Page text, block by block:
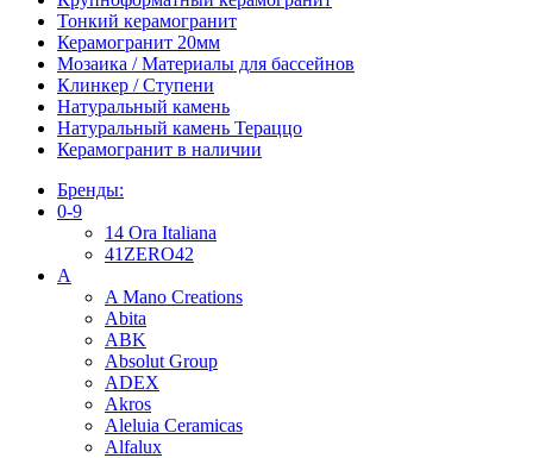
Тонкий керамогранит
Керамогранит 20мм
Мозаика / Материалы для бассейнов
Клинкер / Ступени
Натуральный камень
Натуральный камень Тераццо
Керамогранит в наличии
Бренды:
0-9
14 Ora Italiana
41ZERO42
A
A Mano Creations
Abita
ABK
Absolut Group
ADEX
Akros
Aleluia Ceramicas
Alfalux